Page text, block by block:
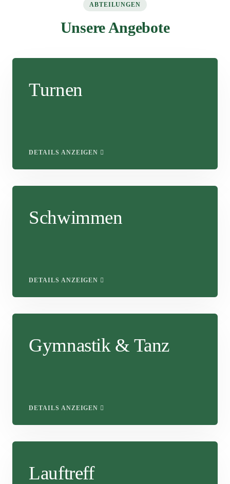
ABTEILUNGEN
Unsere Angebote
Turnen
DETAILS ANZEIGEN
Schwimmen
DETAILS ANZEIGEN
Gymnastik & Tanz
DETAILS ANZEIGEN
Lauftreff